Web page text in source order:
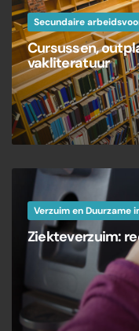
Secundaire
Cursussen,
vakliteratuur
Verzuim en Duurzame
Ziekteverzuim: